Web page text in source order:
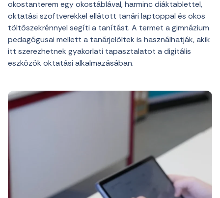
okostanterem egy okostáblával, harminc diáktablettel,
oktatási szoftverekkel ellátott tanári laptoppal és okos
töltőszekrénnyel segíti a tanítást. A termet a gimnázium
pedagógusai mellett a tanárjelöltek is használhatják, akik
itt szerezhetnek gyakorlati tapasztalatot a digitális
eszközök oktatási alkalmazásában.